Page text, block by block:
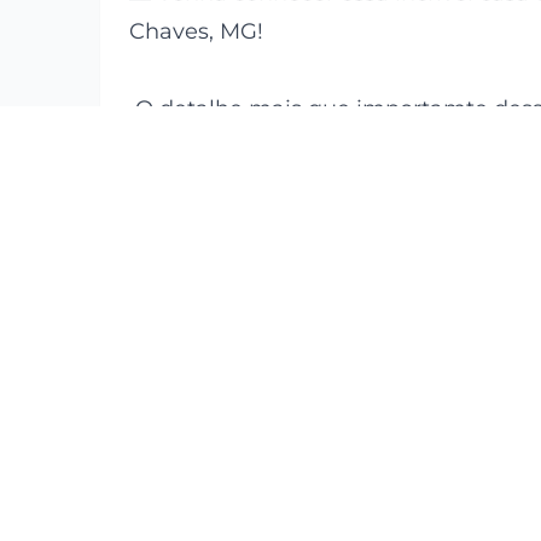
Chaves, MG!
O detalhe mais que importamte